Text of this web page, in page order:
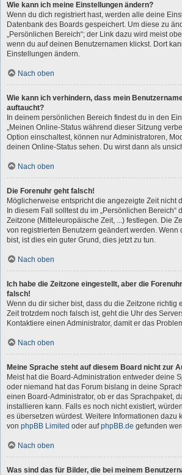
Wie kann ich meine Einstellungen ändern?
Wenn du dich registriert hast, werden alle deine
Datenbank des Boards gespeichert. Um diese zu
„Persönlichen Bereich“; der Link dazu wird meist
wenn du auf deinen Benutzernamen klickst. Dort
Einstellungen ändern.
Nach oben
Wie kann ich verhindern, dass mein
auftaucht?
In deinem persönlichen Bereich findest du in den
„Meinen Online-Status während dieser Sitzung
Option einschaltest, können nur Administratoren,
deinen Online-Status sehen. Du wirst dann als
Nach oben
Die Forenuhr geht falsch!
Möglicherweise entspricht die angezeigte Zeit nicht
In diesem Fall solltest du im „Persönlichen Bereich“
Zeitzone (Mitteleuropäische Zeit, ...) festlegen. Die
von registrierten Benutzern geändert werden. Wenn
bist, ist dies ein guter Grund, dies jetzt zu tun.
Nach oben
Ich habe die Zeitzone eingestellt, aber die
falsch!
Wenn du dir sicher bist, dass du die Zeitzone richtig
Zeit trotzdem noch falsch ist, geht die Uhr des
Kontaktiere einen Administrator, damit er das
Nach oben
Meine Sprache steht auf diesem Board nicht zur
Meist hat die Board-Administration entweder deine
oder niemand hat das Forum bislang in deine
einen Board-Administrator, ob er das Sprachpaket,
installieren kann. Falls es noch nicht existiert,
es übersetzen würdest. Weitere Informationen dazu
von phpBB Limited oder aufphpBB.de gefunden
Nach oben
Was sind das für Bilder, die bei meinem